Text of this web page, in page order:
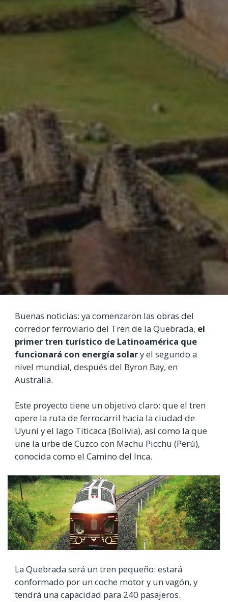
Buenas noticias: ya comenzaron las obras del
corredor ferroviario del Tren de la Quebrada, el
primer tren turístico de Latinoamérica que
funcionará con energía solary el segundo a
nivel mundial, después del Byron Bay, en
Australia.
Este proyecto tiene un objetivo claro: que el tren
opere la ruta de ferrocarril hacia la ciudad de
Uyuni y el lago Titicaca (Bolivia), así como la que
une la urbe de Cuzco con Machu Picchu (Perú),
conocida como el Camino del Inca.
La Quebrada será un tren pequeño: estará
conformado por un coche motor y un vagón, y
tendrá una capacidad para 240 pasajeros.